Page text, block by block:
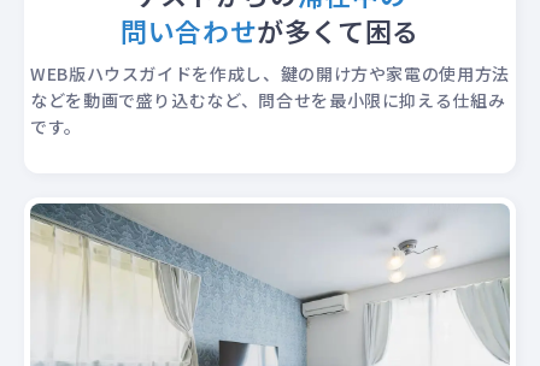
問い合わせが多くて困る
WEB版ハウスガイドを作成し、鍵の開け方や家電の使用方法
などを動画で盛り込むなど、問合せを最小限に抑える仕組み
です。